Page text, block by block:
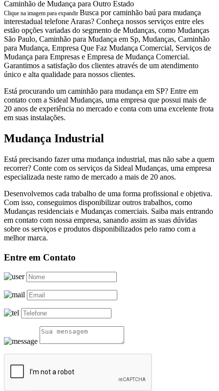
Clique na imagem para expandir Busca por caminhão baú para mudança
interestadual telefone Araras? Conheça nossos serviços entre eles
estão opções variadas do segmento de Mudanças, como Mudanças
São Paulo, Caminhão para Mudança em Sp, Mudanças, Caminhão
para Mudança, Empresa Que Faz Mudança Comercial, Serviços de
Mudança para Empresas e Empresa de Mudança Comercial.
Garantimos a satisfação dos clientes através de um atendimento
único e alta qualidade para nossos clientes.
Está procurando um caminhão para mudança em SP? Entre em
contato com a Sideal Mudanças, uma empresa que possui mais de
20 anos de experiência no mercado e conta com uma excelente frota
em suas instalações.
Mudança Industrial
Está precisando fazer uma mudança industrial, mas não sabe a quem
recorrer? Conte com os serviços da Sideal Mudanças, uma empresa
especializada neste ramo de mercado a mais de 20 anos.
Desenvolvemos cada trabalho de uma forma profissional e objetiva.
Com isso, conseguimos disponibilizar outros trabalhos, como
Mudanças residenciais e Mudanças comerciais. Saiba mais entrando
em contato com nossa empresa, sanando assim as suas dúvidas
sobre os serviços e produtos disponibilizados pelo ramo com a
melhor marca.
Entre em Contato